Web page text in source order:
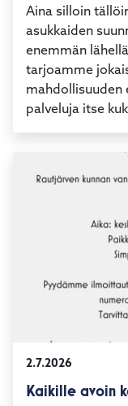
Yrittäjäesittely
Aina silloin
asukkaiden
enemmän
tarjoamme
2.7.2026